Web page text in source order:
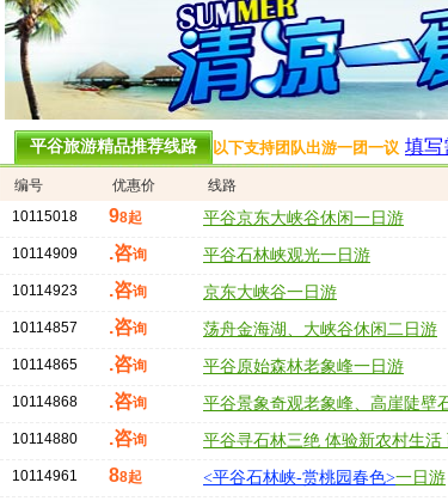
平谷旅游精品推荐线路 以下支持团队出游一团一议 填写
编号 优惠价 线路
10115018
平谷京东大峡谷休闲一日游
98起
10114909 平谷石林峡观光一日游
.咨询
10114923 京东大峡谷一日游
.咨询
10114857 荡舟金海湖、大峡谷休闲二日游
.咨询
10114865 平谷原始森林老象峰一日游
.咨询
10114868 平谷景象奇观老象峰、高崖陡壁
.咨询
10114880 平谷寻石林三绝 体验新农村生活
.咨询
10114961 <平谷石林峡-赏桃园春色>一日游
88起